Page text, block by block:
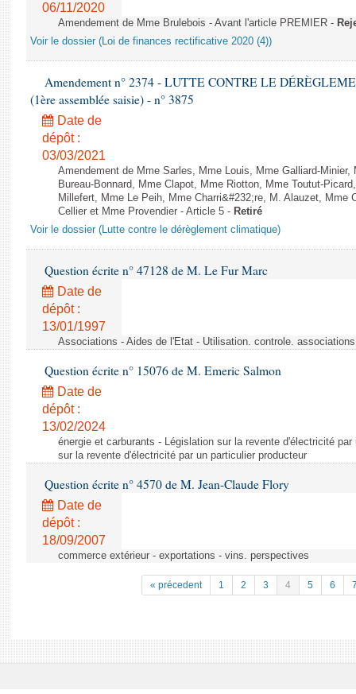
06/11/2020
Amendement de Mme Brulebois - Avant l'article PREMIER -
Voir le dossier (Loi de finances rectificative 2020 (4))
Amendement n° 2374 - LUTTE CONTRE LE
(1ère assemblée saisie) - n° 3875
Date de
dépôt :
03/03/2021
Amendement de Mme Sarles, Mme Louis, Mme Galliard-
Bureau-Bonnard, Mme Clapot, Mme Riotton, Mme Toutut-
Millefert, Mme Le Peih, Mme Charri&#232;re, M. Alauzet, Mme
Cellier et Mme Provendier - Article 5 - Retiré
Voir le dossier (Lutte contre le dérèglement climatique)
Question écrite n° 47128 de M. Le Fur Marc
Date de
dépôt :
13/01/1997
Associations - Aides de l'Etat - Utilisation. controle.
Question écrite n° 15076 de M. Emeric Salmon
Date de
dépôt :
13/02/2024
énergie et carburants - Législation sur la revente d'électricité
sur la revente d'électricité par un particulier producteur
Question écrite n° 4570 de M. Jean-Claude Flory
Date de
dépôt :
18/09/2007
commerce extérieur - exportations - vins. perspectives
« précedent 1 2 3 4 5 6